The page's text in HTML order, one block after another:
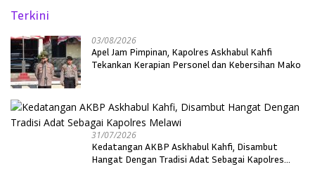
Terkini
03/08/2026
Apel Jam Pimpinan, Kapolres Askhabul Kahfi
Tekankan Kerapian Personel dan Kebersihan Mako
31/07/2026
Kedatangan AKBP Askhabul Kahfi, Disambut
Hangat Dengan Tradisi Adat Sebagai Kapolres